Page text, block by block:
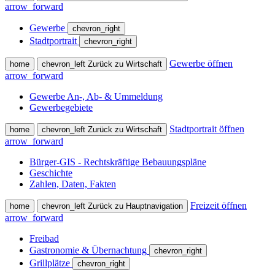
arrow_forward
Gewerbe chevron_right
Stadtportrait chevron_right
home chevron_left Zurück zu Wirtschaft
Gewerbe öffnen
arrow_forward
Gewerbe An-, Ab- & Ummeldung
Gewerbegebiete
home chevron_left Zurück zu Wirtschaft
Stadtportrait öffnen
arrow_forward
Bürger-GIS - Rechtskräftige Bebauungspläne
Geschichte
Zahlen, Daten, Fakten
home chevron_left Zurück zu Hauptnavigation
Freizeit öffnen
arrow_forward
Freibad
Gastronomie & Übernachtung
chevron_right
Grillplätze chevron_right